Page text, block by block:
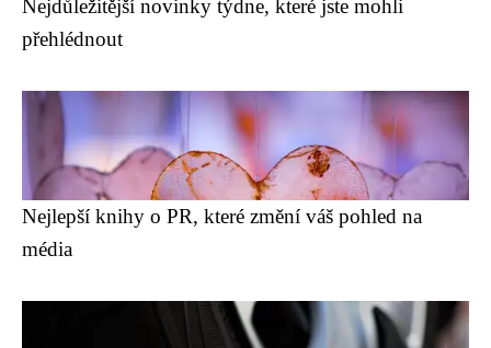
Nejdůležitější novinky týdne, které jste mohli
přehlédnout
Nejlepší knihy o PR, které změní váš pohled na
média